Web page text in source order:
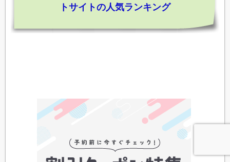
トサイトの人気ランキング